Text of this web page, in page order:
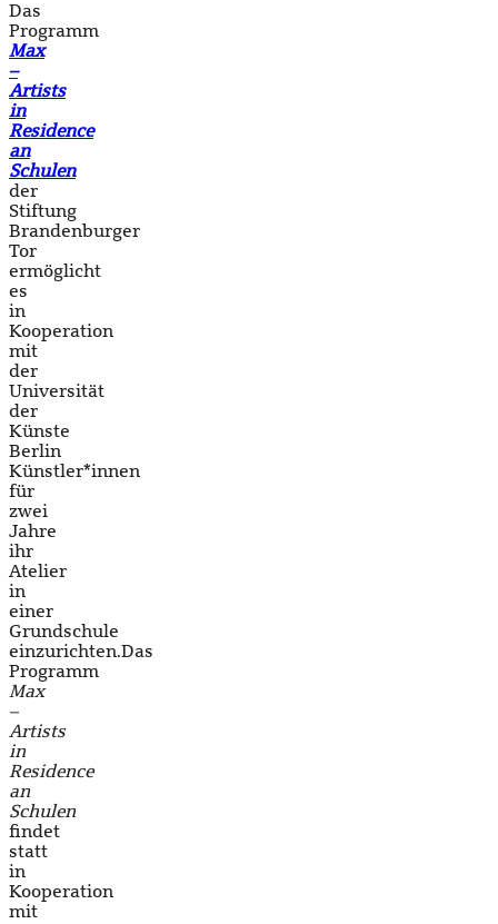
Das
Programm
Max
–
Artists
in
Residence
an
Schulen
der
Stiftung
Brandenburger
Tor
ermöglicht
es
in
Kooperation
mit
der
Universität
der
Künste
Berlin
Künstler*innen
für
zwei
Jahre
ihr
Atelier
in
einer
Grundschule
einzurichten.Das
Programm
Max
–
Artists
in
Residence
an
Schulen
findet
statt
in
Kooperation
mit